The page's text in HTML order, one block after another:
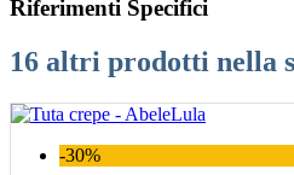
Riferimenti Specifici
16 altri prodotti nella
-30%